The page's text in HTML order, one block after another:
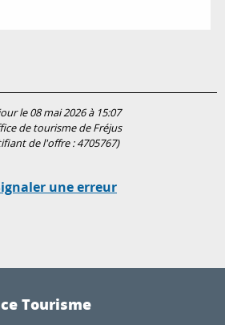
le 08 mai 2026 à 15:07
de tourisme de Fréjus
de l'offre :4705767)
une erreur
Tourisme